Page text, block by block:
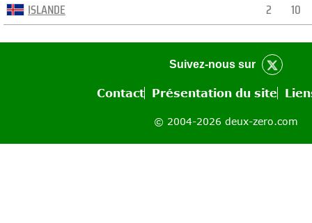
ISLANDE
2
10
Suivez-nous sur
Contact Présentation du site
© 2004-2026 deux-zero.com